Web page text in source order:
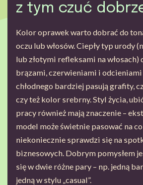
z tym czuć
Kolor oprawek warto dobrać do
oczu lub włosów. Ciepły typ urody
lub złotymi refleksami na włosach)
brązami, czerwieniami i odcieniami
chłodnego bardziej pasują grafity,
czy też kolor srebrny. Styl życia,
pracy również mają znaczenie –
model może świetnie pasować na
niekoniecznie sprawdzi się na
biznesowych. Dobrym pomysłem
się w dwie różne pary – np. jedną
jedną w stylu „casual”.